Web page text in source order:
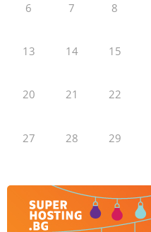
6 7 8
13 14 15
20 21 22
27 28 29